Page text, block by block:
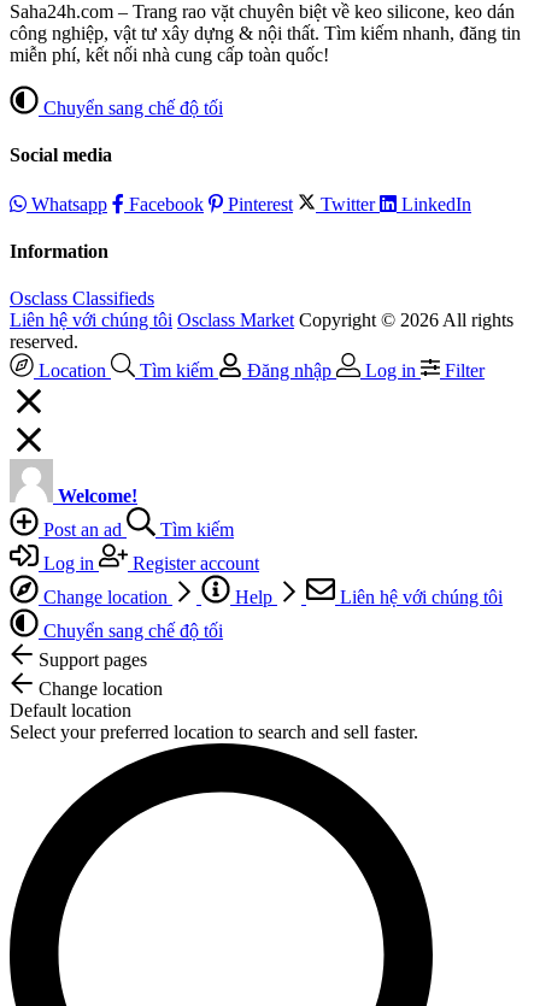
Saha24h.com – Trang rao vặt chuyên biệt về keo silicone, keo dán
công nghiệp, vật tư xây dựng & nội thất. Tìm kiếm nhanh, đăng tin
miễn phí, kết nối nhà cung cấp toàn quốc!
Chuyển sang chế độ tối
Social media
Whatsapp Facebook Pinterest Twitter LinkedIn
Information
Osclass Classifieds
Liên hệ với chúng tôi Osclass Market Copyright © 2026 All rights
reserved.
Location
Tìm kiếm Đăng nhập Log in Filter
Welcome!
Post an ad
Tìm kiếm
Log in
Register account
Change location
Help
Liên hệ với chúng tôi
Chuyển sang chế độ tối
Support pages
Change location
Default location
Select your preferred location to search and sell faster.